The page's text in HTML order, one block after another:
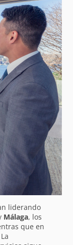
liderando
Málaga, los
que en